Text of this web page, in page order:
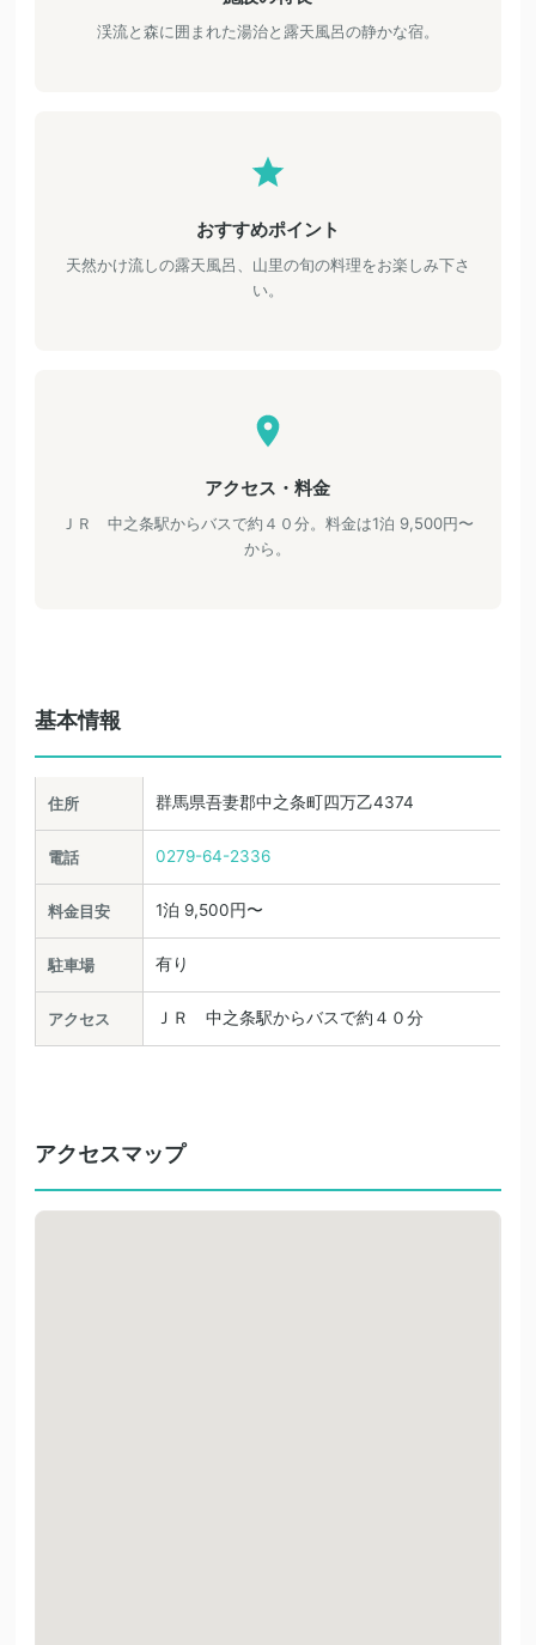
渓流と森に囲まれた湯治と露天風呂の静かな宿。
おすすめポイント
天然かけ流しの露天風呂、山里の旬の料理をお楽しみ下さ
い。
アクセス・料金
ＪＲ 中之条駅からバスで約４０分。料金は1泊 9,500円〜
から。
基本情報
住所 群馬県吾妻郡中之条町四万乙4374
電話 0279-64-2336
料金目安 1泊 9,500円〜
駐車場 有り
アクセス ＪＲ 中之条駅からバスで約４０分
アクセスマップ